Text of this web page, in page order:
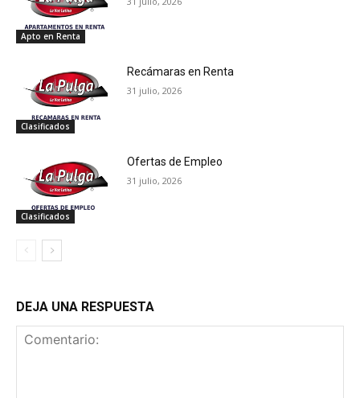
Apto en Renta
Clasificados
Recámaras en Renta
31 julio, 2026
Clasificados
Ofertas de Empleo
31 julio, 2026
DEJA UNA RESPUESTA